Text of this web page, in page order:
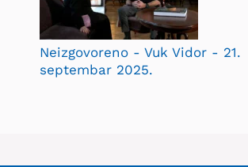
Neizgovoreno - Vuk Vidor - 21.
septembar 2025.